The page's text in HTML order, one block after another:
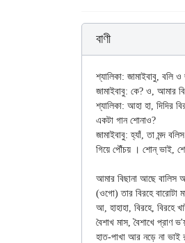
বাণী
শ্যালিকা: জামাইবাবু, বলি ও
জামাইবাবু: কে? ও, আমার
শ্যালিকা: আহা হা, দিদির
একটা গান শোনাও?
জামাইবাবু: হ্যাঁ, তা মন্দ
গিয়ে পৌঁচয় । শোন্‌ ভাই, শোন্‌।
আমার বিছানা আছে বালিস
(ওগো) তার বিরহে বারোটা
আ, হাহাহা, বিরহে, বিরহে
বৈশাখ মাস, বৈশাখে প্রাণ
হাত-পাখা আর নড়ে না ভাই